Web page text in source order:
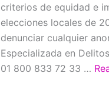
criterios de equidad e
elecciones locales de
denunciar cualquier
Especializada en
01 800 833 72 33 …